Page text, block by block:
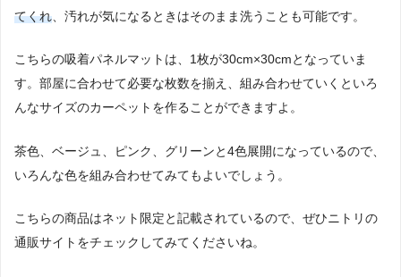
てくれ 、汚れが気になるときはそのまま洗うことも可能です。
こちらの吸着パネルマットは、1枚が30cm×30cmとなっていま
す。部屋に合わせて必要な枚数を揃え、組み合わせていくといろ
んなサイズのカーペットを作ることができますよ。
茶色、ベージュ、ピンク、グリーンと4色展開になっているので、
いろんな色を組み合わせてみてもよいでしょう。
こちらの商品はネット限定と記載されているので、ぜひニトリの
通販サイトをチェックしてみてくださいね。